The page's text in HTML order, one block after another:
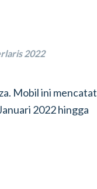
2022
Mobil ini mencatat
2022 hingga